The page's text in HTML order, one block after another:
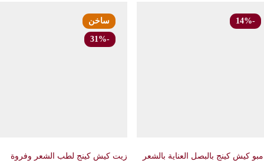
كيش كينج بالبصل العناية بالشعر
ساخن
زيت كيش كينج لطب الشعر وفروة